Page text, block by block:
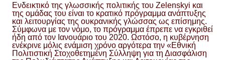
Ενδεικτικό της γλωσσικής πολιτικής του Zelenskyi και
της ομάδας του είναι το κρατικό πρόγραμμα ανάπτυξης
και λειτουργίας της ουκρανικής γλώσσας ως επίσημης.
Σύμφωνα με τον νόμο, το πρόγραμμα έπρεπε να εγκριθεί
ήδη από τον Ιανουάριο του 2020. Ωστόσο, η κυβέρνηση
ενέκρινε μόλις ενάμιση χρόνο αργότερα την «Εθνική
Πολιτιστική Στοχοθετημένη Σύλληψη για τη Διασφάλιση